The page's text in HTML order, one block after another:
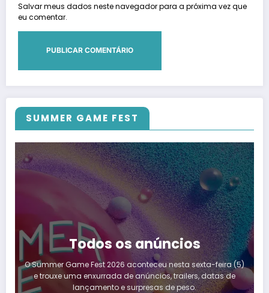
Salvar meus dados neste navegador para a próxima vez que
eu comentar.
SUMMER GAME FEST
Todos os anúncios
O Summer Game Fest 2026 aconteceu nesta sexta-feira (5)
e trouxe uma enxurrada de anúncios, trailers, datas de
lançamento e surpresas de peso.